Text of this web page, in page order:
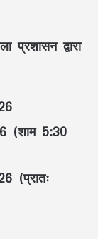
द्वारा
(शाम 5:30
(प्रातः